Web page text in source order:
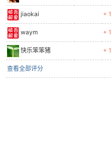
jiaokai + 1
waym + 1
快乐笨笨猪 + 1
查看全部评分